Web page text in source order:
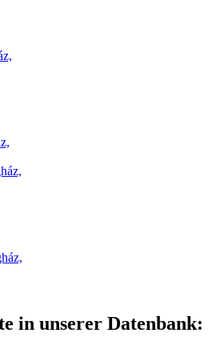
in unserer Datenbank: